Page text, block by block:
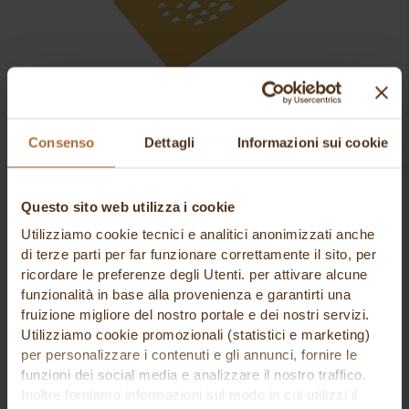
Consenso Dettagli Informazioni sui cookie
Questo sito web utilizza i cookie
Utilizziamo cookie tecnici e analitici anonimizzati anche
di terze parti per far funzionare correttamente il sito, per
ricordare le preferenze degli Utenti. per attivare alcune
funzionalità in base alla provenienza e garantirti una
fruizione migliore del nostro portale e dei nostri servizi.
Utilizziamo cookie promozionali (statistici e marketing)
per personalizzare i contenuti e gli annunci, fornire le
funzioni dei social media e analizzare il nostro traffico.
Inoltre forniamo informazioni sul modo in cui utilizzi il
impronte
11,27 €